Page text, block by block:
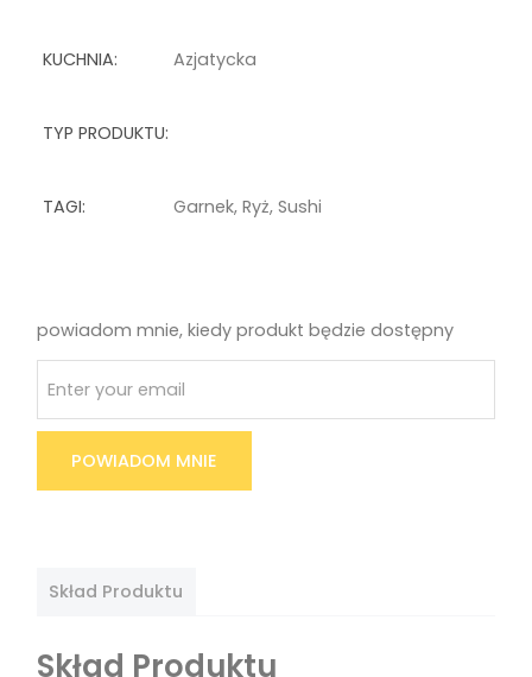
KUCHNIA: Azjatycka
TYP PRODUKTU:
TAGI: Garnek,Ryż,Sushi
powiadom mnie, kiedy produkt będzie dostępny
POWIADOM MNIE
Skład Produktu
Skład Produktu